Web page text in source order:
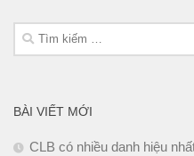
Tìm
kiếm
BÀI VIẾT MỚI
CLB có nhiều danh hiệu